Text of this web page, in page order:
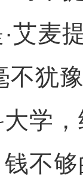
艾麦
犹
学
不